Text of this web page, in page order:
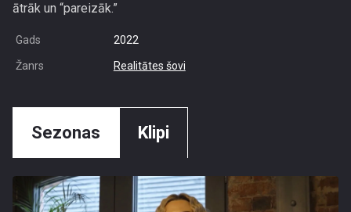
ātrāk un “pareizāk.”
Gads 2022
Žanrs Realitātes šovi
Sezonas Klipi